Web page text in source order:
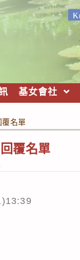
基女會社
名單
覆名單
)13:39